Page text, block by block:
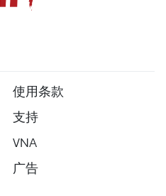
使用条款
支持
VNA
广告